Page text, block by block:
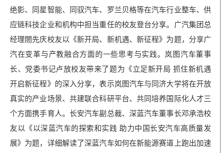
绝影、同星智能、同驭汽车、罗兰贝格等在汽车行业整车、供
应链科技企业和机构中担当重任的校友登台分享。广汽集团总
经理閤先庆校友以《新开局、新机遇、新征程》为题，分享广
汽在变革与产教融合方面的一些思考与实践。岚图汽车董事
长、党委书记卢放校友带来了题为《立足新开局 抓住新机遇
开启新征程》的深入分享，表示岚图汽车与同济大学将在开放
真实的产业场景、共建联合科研平台、共同培养国际化人才三
个方面携手育人。长安汽车副总裁、深蓝汽车董事长邓承浩校
友以《以深蓝汽车的探索和实践 助力中国长安汽车高质量发
展》为题，详细解读了深蓝汽车如何在新能源赛道上跑出加速